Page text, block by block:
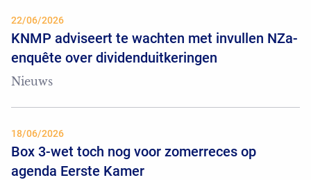
22/06/2026
KNMP adviseert te wachten met invullen NZa-
enquête over dividenduitkeringen
Nieuws
18/06/2026
Box 3-wet toch nog voor zomerreces op
agenda Eerste Kamer